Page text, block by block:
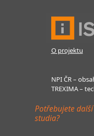
O projektu
NPI ČR –
TREXIMA –
Potřebujete
studia?